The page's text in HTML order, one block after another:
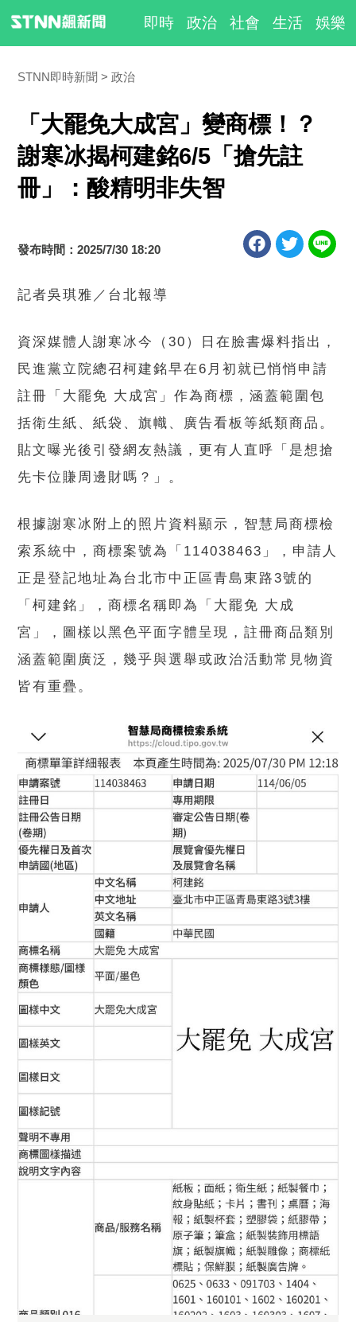
即時 政治 社會 生活 娛樂
STNN即時新聞 政治
「大罷免大成宮」變商標！？
謝寒冰揭柯建銘6/5「搶先註
冊」：酸精明非失智
發布時間：2025/7/30 18:20
記者吳琪雅／台北報導
資深媒體人謝寒冰今（30）日在臉書爆料指出，
民進黨立院總召柯建銘早在6月初就已悄悄申請
註冊「大罷免 大成宮」作為商標，涵蓋範圍包
括衛生紙、紙袋、旗幟、廣告看板等紙類商品。
貼文曝光後引發網友熱議，更有人直呼「是想搶
先卡位賺周邊財嗎？」。
根據謝寒冰附上的照片資料顯示，智慧局商標檢
索系統中，商標案號為「114038463」，申請人
正是登記地址為台北市中正區青島東路3號的
「柯建銘」，商標名稱即為「大罷免 大成
宮」，圖樣以黑色平面字體呈現，註冊商品類別
涵蓋範圍廣泛，幾乎與選舉或政治活動常見物資
皆有重疊。